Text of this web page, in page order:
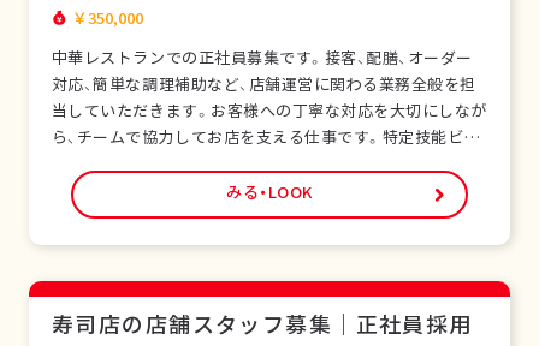
￥350,000
中華レストランでの正社員募集です。接客、配膳、オーダー
対応、簡単な調理補助など、店舗運営に関わる業務全般を担
当していただきます。お客様への丁寧な対応を大切にしなが
ら、チームで協力してお店を支える仕事です。特定技能ビザ
境です。未経験の方でも研修制度があり、日本の飲食サービ
スを基礎から学べます。正社員として安定した雇用形態で、
長期的なキャリア形成が可能です。シフト制勤…
みる・LOOK
寿司店の店舗スタッフ募集｜正社員採用